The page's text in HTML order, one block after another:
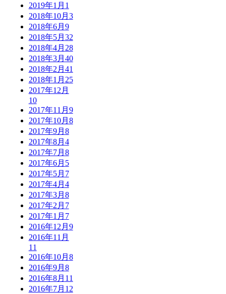
2019年1月 1
2018年10月 3
2018年6月 9
2018年5月 32
2018年4月 28
2018年3月 40
2018年2月 41
2018年1月 25
2017年12月
10
2017年11月 9
2017年10月 8
2017年9月 8
2017年8月 4
2017年7月 8
2017年6月 5
2017年5月 7
2017年4月 4
2017年3月 8
2017年2月 7
2017年1月 7
2016年12月 9
2016年11月
11
2016年10月 8
2016年9月 8
2016年8月 11
2016年7月 12